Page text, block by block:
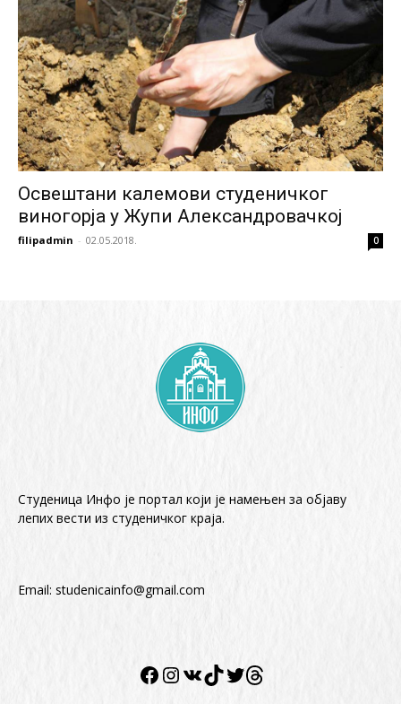
Освештани калемови студеничког
виногорја у Жупи Александровачкој
filipadmin - 02.05.2018. 0
Студеница Инфо је портал који је намењен за објaву
лепих вести из студеничког краја.
Email: studenicainfo@gmail.com
Facebook
Instagram
VK TikTokTwitter
Twitter